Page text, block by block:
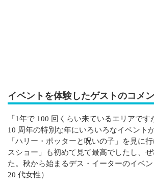
イベントを体験したゲストのコメ
「1年で 100 回くらい来ているエリアで
10 周年の特別な年にいろいろなイベント
「ハリー・ポッターと呪いの子」を見に
スショー」も初めて見て最高でしたし、
た。秋から始まるデス・イーターのイベ
20 代女性）